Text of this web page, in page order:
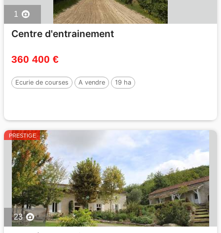
1
Centre d'entrainement
360 400 €
Ecurie de courses A vendre 19 ha
PRESTIGE
23